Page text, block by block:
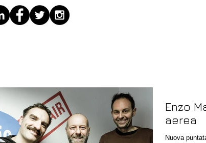
Enzo
aerea
Nuova